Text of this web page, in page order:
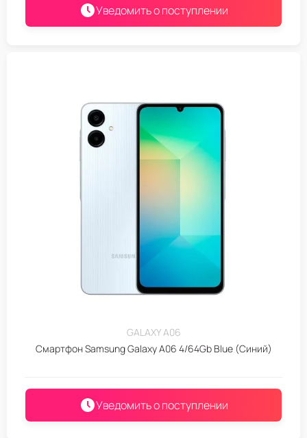
Уведомить о поступлении
GALAXY A06
Смартфон Samsung Galaxy A06 4/64Gb Blue (Синий)
Уведомить о поступлении